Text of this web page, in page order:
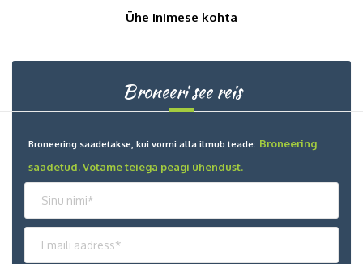
Ühe inimese kohta
Broneeri see reis
Broneering saadetakse, kui vormi alla ilmub teade: Broneering
saadetud. Võtame teiega peagi ühendust.